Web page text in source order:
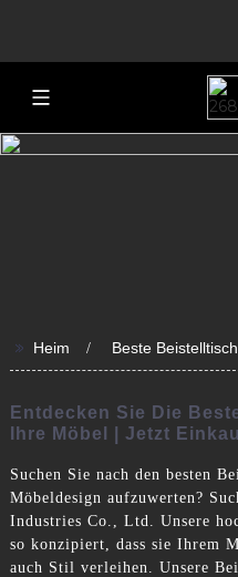
>> Heim Beste
Entdecken Sie Die
Ihre Möbel | Jetzt
Suchen Sie nach den besten
Möbeldesign aufzuwerten?
Industries Co., Ltd. Unsere
so konzipiert, dass sie Ihrem
auch Stil verleihen. Unsere